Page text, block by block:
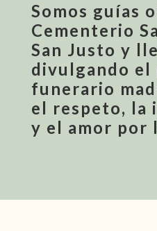
Somos guías
Cementerio
San Justo y
divulgando
funerario
el respeto, la
y el amor por